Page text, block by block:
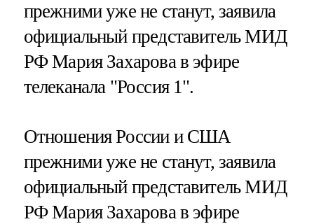
прежними уже не станут, заявила
официальный представитель МИД
РФ Мария Захарова в эфире
телеканала "Россия 1".
Отношения России и США
прежними уже не станут, заявила
официальный представитель МИД
РФ Мария Захарова в эфире